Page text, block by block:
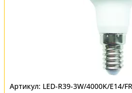
LED-R39-3W/4000K/E14/